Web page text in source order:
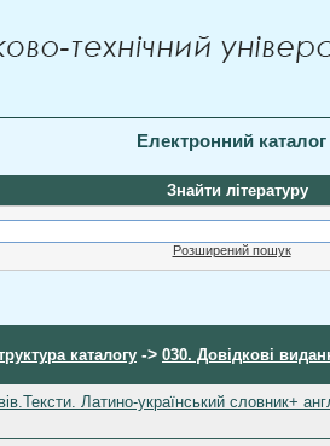
Електронний каталог
Знайти літературу
Розширений пошук
каталогу -> 030. Довідкові
Латино-український словник+